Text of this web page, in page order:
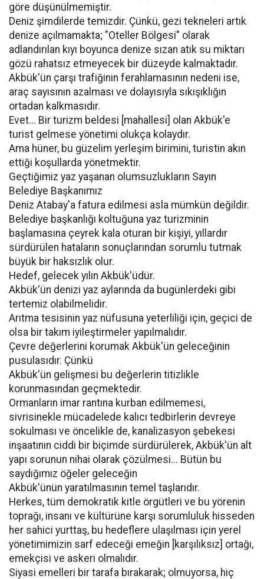
göre düşünülmemiştir.
Deniz şimdilerde temizdir. Çünkü, gezi tekneleri artık
denize açılmamakta; "Oteller Bölgesi" olarak
adlandırılan kıyı boyunca denize sızan atık su miktarı
gözü rahatsız etmeyecek bir düzeyde kalmaktadır.
Akbük'ün çarşı trafiğinin ferahlamasının nedeni ise,
araç sayısının azalması ve dolayısıyla sıkışıklığın
ortadan kalkmasıdır.
Evet... Bir turizm beldesi [mahallesi] olan Akbük'e
turist gelmese yönetimi olukça kolaydır.
Ama hüner, bu güzelim yerleşim birimini, turistin akın
ettiği koşullarda yönetmektir.
Geçtiğimiz yaz yaşanan olumsuzlukların Sayın
Belediye Başkanımız
Deniz Atabay'a fatura edilmesi asla mümkün değildir.
Belediye başkanlığı koltuğuna yaz turizminin
başlamasına çeyrek kala oturan bir kişiyi, yıllardır
sürdürülen hataların sonuçlarından sorumlu tutmak
büyük bir haksızlık olur.
Hedef, gelecek yılın Akbük'üdür.
Akbük'ün denizi yaz aylarında da bugünlerdeki gibi
tertemiz olabilmelidir.
Arıtma tesisinin yaz nüfusuna yeterliliği için, geçici de
olsa bir takım iyileştirmeler yapılmalıdır.
Çevre değerlerini korumak Akbük'ün geleceğinin
pusulasıdır. Çünkü
Akbük'ün gelişmesi bu değerlerin titizlikle
korunmasından geçmektedir.
Ormanların imar rantına kurban edilmemesi,
sivrisinekle mücadelede kalıcı tedbirlerin devreye
sokulması ve öncelikle de, kanalizasyon şebekesi
inşaatının ciddi bir biçimde sürdürülerek, Akbük'ün alt
yapı sorunun nihai olarak çözülmesi... Bütün bu
saydığımız öğeler geleceğin
Akbük'ünün yaratılmasının temel taşlarıdır.
Herkes, tüm demokratik kitle örgütleri ve bu yörenin
toprağı, insanı ve kültürüne karşı sorumluluk hisseden
her sahici yurttaş, bu hedeflere ulaşılması için yerel
yönetimimizin sarf edeceği emeğin [karşılıksız] ortağı,
emekçisi ve askeri olmalıdır.
Siyasi emelleri bir tarafa bırakarak; olmuyorsa, hiç